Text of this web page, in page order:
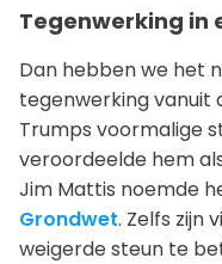
Tegenwerking in
Dan hebben we het
tegenwerking vanuit
Trumps voormalige
veroordeelde hem
Jim Mattis noemde
Grondwet. Zelfs zijn
weigerde steun te